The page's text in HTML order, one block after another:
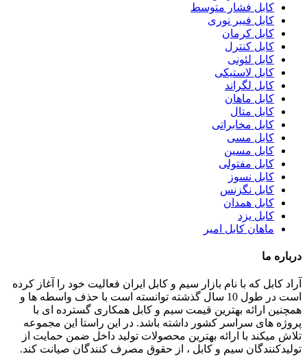
کابل فشار متوسط
کابل فیبر نوری
کابل کرمان
کابل کنترل
کابل لئونی
کابل لاستیکی
کابل لگراند
کابل ماهان
کابل متال
کابل مخابراتی
کابل مسی
کابل مسین
کابل مفتولی
کابل نسوز
کابل نگزنس
کابل همدان
کابل یزد
ماهان کابل امیر
درباره ما
آراد کابل که با نام بازار سیم و کابل ایران فعالیت خود را آغاز کرده
است در طول 10 سال گذشته توانسته است با حذف واسطه ها و
همچنین ارائه بهترین قیمت سیم و کابل همکاری گسترده ای با
پروژه های سراسر کشور داشته باشد. در این راستا این مجموعه
تلاش میکند با ارائه بهترین محصولات تولید داخل ضمن حمایت از
تولیدکنندگان سیم و کابل ، از حقوق مصرف کنندگان صیانت کند.